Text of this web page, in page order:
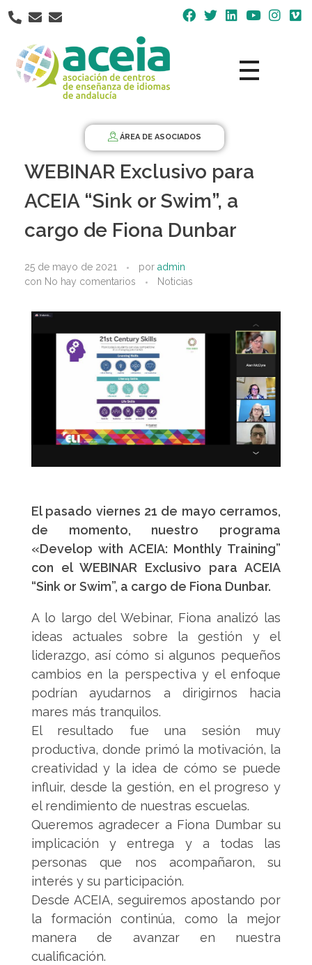
Nota:
este
web
incluye
ÁREA DE ASOCIADOS
WEBINAR Exclusivo para
ACEIA “Sink or Swim”, a
cargo de Fiona Dunbar
25 de mayo de 2021 por admin
con No hay comentarios Noticias
El pasado viernes 21 de mayo cerramos,
de momento, nuestro programa
«Develop with ACEIA: Monthly Training”
con el WEBINAR Exclusivo para ACEIA
“Sink or Swim”, a cargo de Fiona Dunbar.
A lo largo del Webinar, Fiona analizó las
ideas actuales sobre la gestión y el
liderazgo, así cómo si algunos pequeños
cambios en la perspectiva y el enfoque
podrían ayudarnos a dirigirnos hacia
mares más tranquilos.
El resultado fue una sesión muy
productiva, donde primó la motivación, la
creatividad y la idea de cómo se puede
influir, desde la gestión, en el progreso y
el rendimiento de nuestras escuelas.
Queremos agradecer a Fiona Dumbar su
implicación y entrega y a todas las
personas que nos acompañaron, su
interés y su participación.
Desde ACEIA, seguiremos apostando por
la formación continúa, como la mejor
manera de avanzar en nuestra
cualificación.